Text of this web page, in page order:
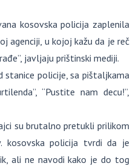
kosovska policija zaplenila
agenciji, u kojoj kažu da je reč
javljaju prištinski mediji.
stanice policije, sa pištaljkama
“Pustite nam decu!”,
su brutalno pretukli prilikom
kosovska policija tvrdi da je
ali ne navodi kako je do tog